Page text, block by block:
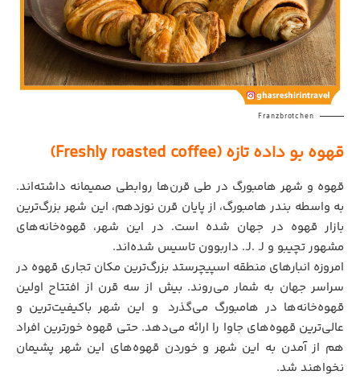
Franzbrotchen
قهوه بو داده تازه (Freshly roasted coffee)
قهوه و شهر هامبورگ در طی قرن‌ها روابطی صمیمانه داشته‌اند.
به واسطه بندر هامبورگ، از پایان قرن نوزدهم، این شهر بزرگ‌ترین
بازار قهوه در جهان شده است. در این شهر، قهوه‌خانه‌های
مشهور تچیبو و J. J. داربوون تاسیس شده‌اند.
امروزه انبارهای منطقه اسپیچرستد بزرگ‌ترین مکان تجاری قهوه در
سراسر جهان به شمار می‌روند. بیش از سه قرن از افتتاح اولین
قهوه‌خانه‌ها در هامبورگ می‌گذرد و این شهر باکیفیت‌ترین و
عالی‌ترین قهوه‌های جاوا را ارائه می‌دهد. حتی قهوه خورترین افراد
هم از آمدن به این شهر و خوردن قهوه‌های این شهر پشیمان
نخواهند شد.